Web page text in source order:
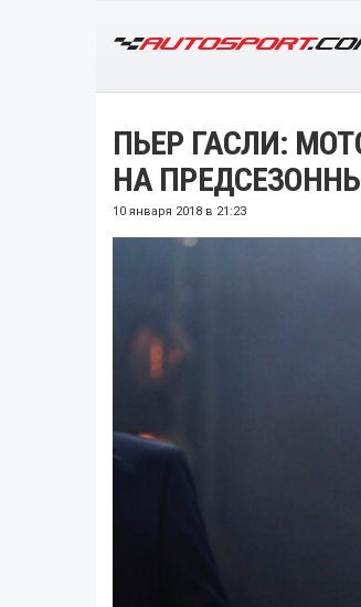
ПЬЕР ГАСЛИ:
НА
10 января 2018 в 21:23